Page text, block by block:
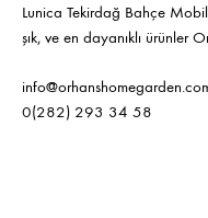
Lunica Tekirdağ Bahçe
şık, ve en dayanıklı ürünler
0(282) 293 34 58